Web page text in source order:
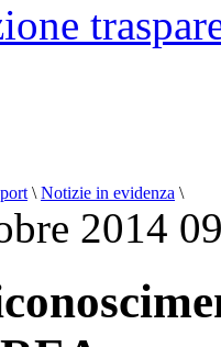
\ Notizie in evidenza \
2014